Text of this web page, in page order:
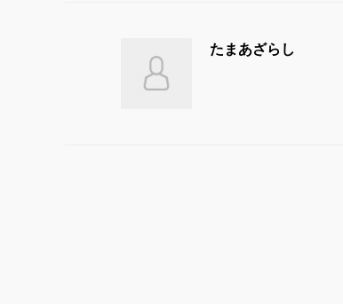
たまあざらし